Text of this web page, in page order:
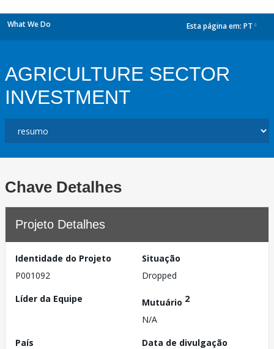
What We Do Esta página em: PT
AGRICULTURE SECTOR
INVESTMENT
Chave Detalhes
Projeto Detalhes
Identidade do Projeto
P001092
Situação
Dropped
Líder da Equipe
Mutuário 2
N/A
País
Data de divulgação